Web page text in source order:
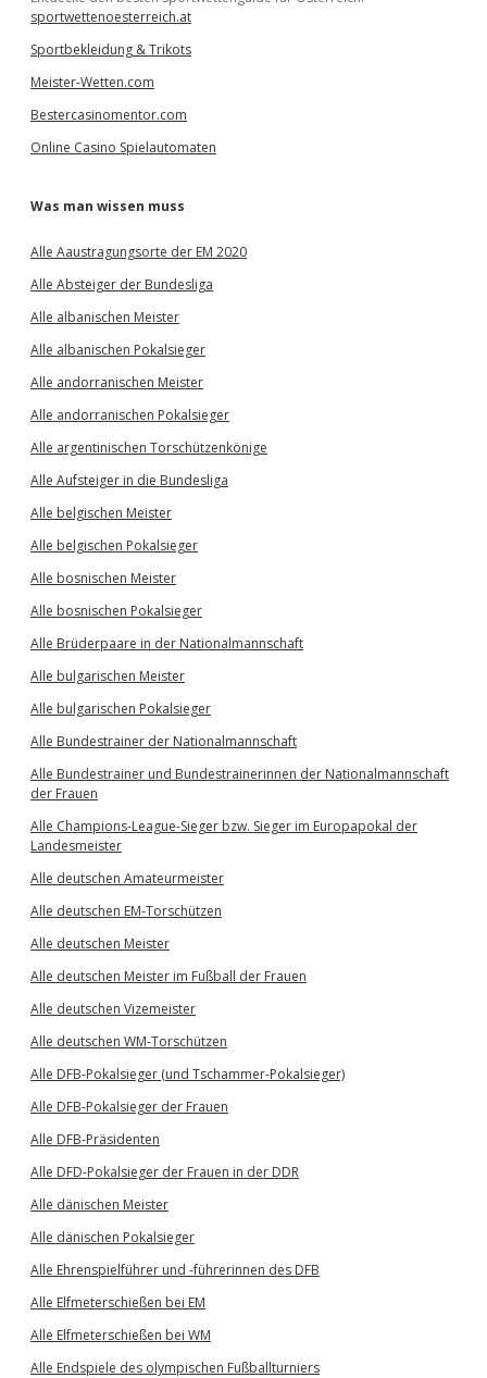
sportwettenoesterreich.at
Sportbekleidung & Trikots
Meister-Wetten.com
Bestercasinomentor.com
Online Casino Spielautomaten
Was man wissen muss
Alle Aaustragungsorte der EM 2020
Alle Absteiger der Bundesliga
Alle albanischen Meister
Alle albanischen Pokalsieger
Alle andorranischen Meister
Alle andorranischen Pokalsieger
Alle argentinischen Torschützenkönige
Alle Aufsteiger in die Bundesliga
Alle belgischen Meister
Alle belgischen Pokalsieger
Alle bosnischen Meister
Alle bosnischen Pokalsieger
Alle Brüderpaare in der Nationalmannschaft
Alle bulgarischen Meister
Alle bulgarischen Pokalsieger
Alle Bundestrainer der Nationalmannschaft
Alle Bundestrainer und Bundestrainerinnen der Nationalmannschaft
der Frauen
Alle Champions-League-Sieger bzw. Sieger im Europapokal der
Landesmeister
Alle deutschen Amateurmeister
Alle deutschen EM-Torschützen
Alle deutschen Meister
Alle deutschen Meister im Fußball der Frauen
Alle deutschen Vizemeister
Alle deutschen WM-Torschützen
Alle DFB-Pokalsieger (und Tschammer-Pokalsieger)
Alle DFB-Pokalsieger der Frauen
Alle DFB-Präsidenten
Alle DFD-Pokalsieger der Frauen in der DDR
Alle dänischen Meister
Alle dänischen Pokalsieger
Alle Ehrenspielführer und -führerinnen des DFB
Alle Elfmeterschießen bei EM
Alle Elfmeterschießen bei WM
Alle Endspiele des olympischen Fußballturniers